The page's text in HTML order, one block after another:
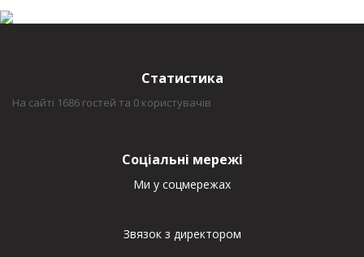
Статистика
На сайті 1686 гостей та 0 користувачів
Соціальні мережі
Ми у соцмережах
Звязок з директором